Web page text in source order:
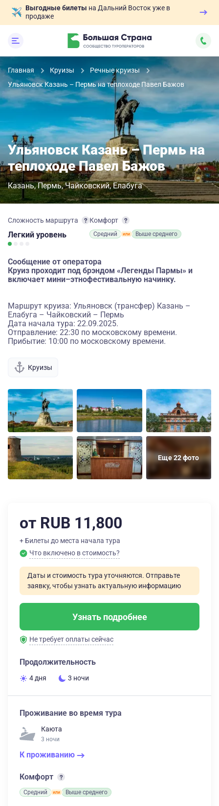
Выгодные билеты на Дальний Восток уже в
продаже
Главная Круизы
Речные круизы
Ульяновск Казань – Пермь на теплоходе Павел Бажов
Ульяновск Казань – Пермь на
теплоходе Павел Бажов
Казань Пермь Чайковский Елабуга
Сложность маршрута
Легкий уровень
Комфорт
Средний Выше среднего
Сообщение от оператора
Круиз проходит под брэндом «Легенды Пармы» и
включает мини–этнофестивальную начинку.
Маршрут круиза: Ульяновск (трансфер) Казань –
Елабуга – Чайковский – Пермь
Дата начала тура: 22.09.2025.
Отправление: 22:30 по московскому времени.
Прибытие: 10:00 по московскому времени.
Круизы
Еще 22 фото
от RUB 11,800
+ Билеты до места начала тура
Что включено в стоимость?
Даты и стоимость тура уточняются. Отправьте
заявку, чтобы узнать актуальную информацию
Узнать подробнее
Не требует оплаты сейчас
Продолжительность
4 дня 3 ночи
Проживание во время тура
Каюта
3 ночи
К проживанию
Комфорт
Средний Выше среднего